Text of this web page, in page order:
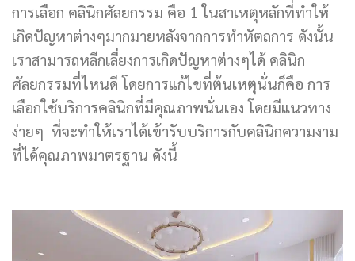
การเลือก คลินิกศัลยกรรม คือ 1 ในสาเหตุหลักที่ทำให้
เกิดปัญหาต่างๆมากมายหลังจากการทำหัตถการ ดังนั้น
เราสามารถหลีกเลี่ยงการเกิดปัญหาต่างๆได้ คลินิก
ศัลยกรรมที่ไหนดี โดยการแก้ไขที่ต้นเหตุนั่นก็คือ การ
เลือกใช้บริการคลินิกที่มีคุณภาพนั่นเอง โดยมีแนวทาง
ง่ายๆ ที่จะทำให้เราได้เข้ารับบริการกับคลินิกความงาม
ที่ได้คุณภาพมาตรฐาน ดังนี้